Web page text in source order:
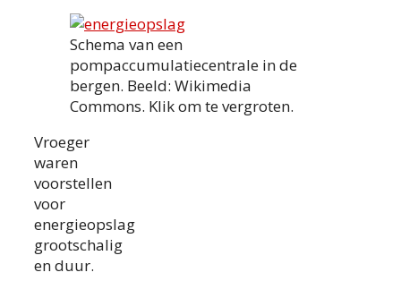
Schema van een
pompaccumulatiecentrale in de
bergen. Beeld: Wikimedia
Commons. Klik om te vergroten.
Vroeger
waren
voorstellen
voor
energieopslag
grootschalig
en duur.